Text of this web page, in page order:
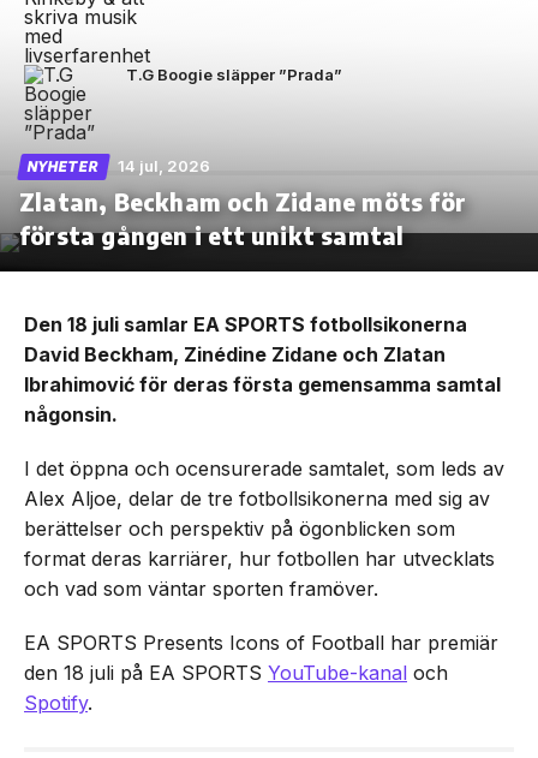
T.G Boogie släpper ”Prada”
NYHETER 14 jul, 2026
Zlatan, Beckham och Zidane möts för
första gången i ett unikt samtal
Den 18 juli samlar EA SPORTS fotbollsikonerna
David Beckham, Zinédine Zidane och Zlatan
Ibrahimović för deras första gemensamma samtal
någonsin.
I det öppna och ocensurerade samtalet, som leds av
Alex Aljoe, delar de tre fotbollsikonerna med sig av
berättelser och perspektiv på ögonblicken som
format deras karriärer, hur fotbollen har utvecklats
och vad som väntar sporten framöver.
EA SPORTS Presents Icons of Football har premiär
den 18 juli på EA SPORTS YouTube-kanal och
Spotify.